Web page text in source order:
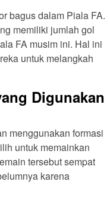
bagus dalam Piala FA.
memiliki jumlah gol
FA musim ini. Hal ini
untuk melangkah
Digunakan
menggunakan formasi
untuk memainkan
tersebut sempat
karena